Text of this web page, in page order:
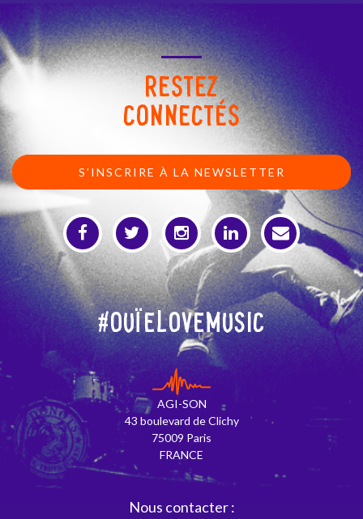
RESTEZ
CONNECTÉS
S’INSCRIRE À LA NEWSLETTER
#OuïeLoveMusic
AGI-SON
43 boulevard de Clichy
75009 Paris
FRANCE
Nous contacter :